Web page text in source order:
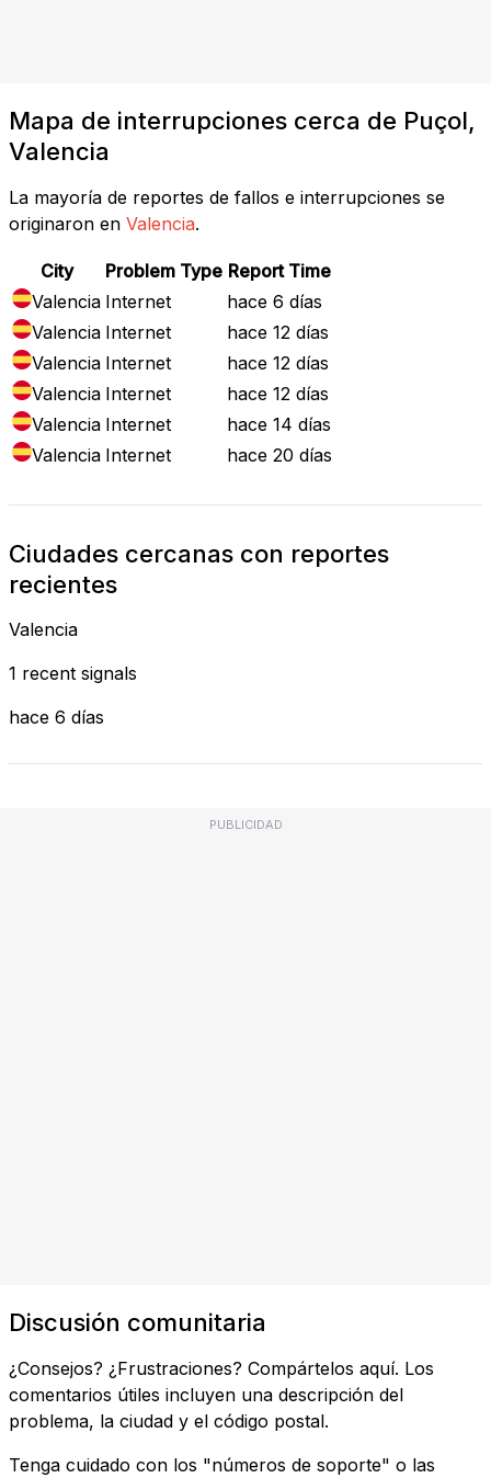
Mapa de interrupciones cerca de Puçol,
Valencia
La mayoría de reportes de fallos e interrupciones se
originaron en Valencia.
City Problem Type Report Time
Valencia Internet
hace 6 días
Valencia Internet
hace 12 días
Valencia Internet
hace 12 días
Valencia Internet
hace 12 días
Valencia Internet
hace 14 días
Valencia Internet hace 20 días
Ciudades cercanas con reportes
recientes
Valencia
1 recent signals
hace 6 días
PUBLICIDAD
Discusión comunitaria
¿Consejos? ¿Frustraciones? Compártelos aquí. Los
comentarios útiles incluyen una descripción del
problema, la ciudad y el código postal.
Tenga cuidado con los "números de soporte" o las